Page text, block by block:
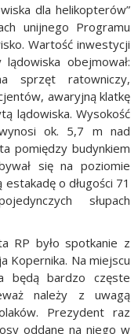
dla helikopterów”
unijnego Programu
Wartość inwestycji
obejmował:
sprzęt ratowniczy,
awaryjną klatkę
lądowiska. Wysokość
ok. 5,7 m nad
pomiędzy budynkiem
się na poziomie
o długości 71
słupach
RP było spotkanie z
Kopernika. Na miejscu
będą bardzo częste
należy z uwagą
Prezydent raz
oddane na niego w